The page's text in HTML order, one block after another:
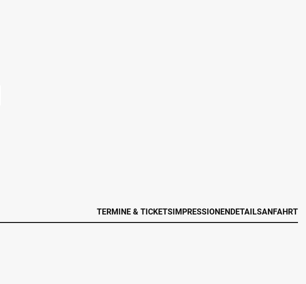
TERMINE & TICKETSIMPRESSIONENDETAILSANFAHRT